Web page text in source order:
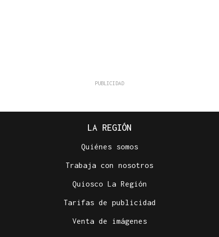
LA REGIÓN
Quiénes somos
Trabaja con nosotros
Quiosco La Región
Tarifas de publicidad
Venta de imágenes